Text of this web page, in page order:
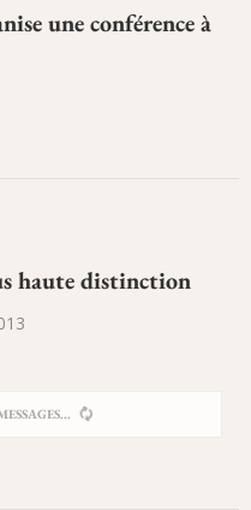
une conférence à
haute distinction
DE MESSAGES